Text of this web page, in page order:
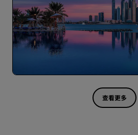
查看更多